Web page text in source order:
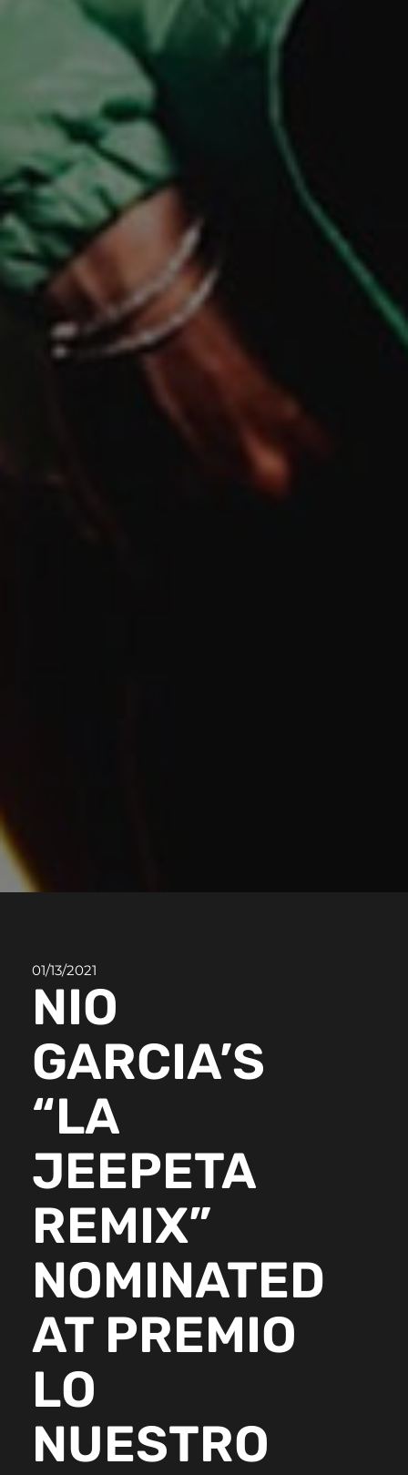
01/13/2021
NIO
GARCIA’S
“LA
JEEPETA
REMIX”
NOMINATED
AT PREMIO
LO
NUESTRO